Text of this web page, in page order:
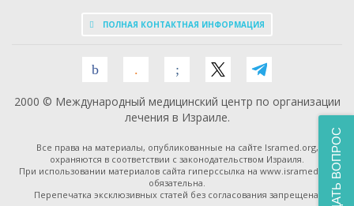
ПОЛНАЯ КОНТАКТНАЯ ИНФОРМАЦИЯ
2000 © Международный медицинский центр по организации
лечения в Израиле.
Все права на материалы, опубликованные на сайте Isramed.org,
охраняются в соответствии с законодательством Израиля.
При использовании материалов сайта гиперссылка на www.isramed.org
обязательна.
Перепечатка эксклюзивных статей без согласования запрещена.
ЗАДАТЬ ВОПРОС